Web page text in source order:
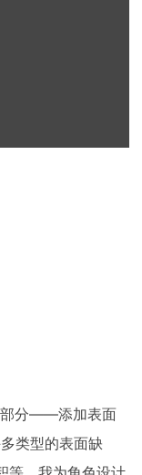
部分——添加表面
类型的表面缺